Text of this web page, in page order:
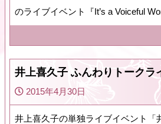
のライブイベント『It’s a Voiceful
井上喜久子 ふんわりトークラ
2015年4月30日
井上喜久子の単独ライブイベント「